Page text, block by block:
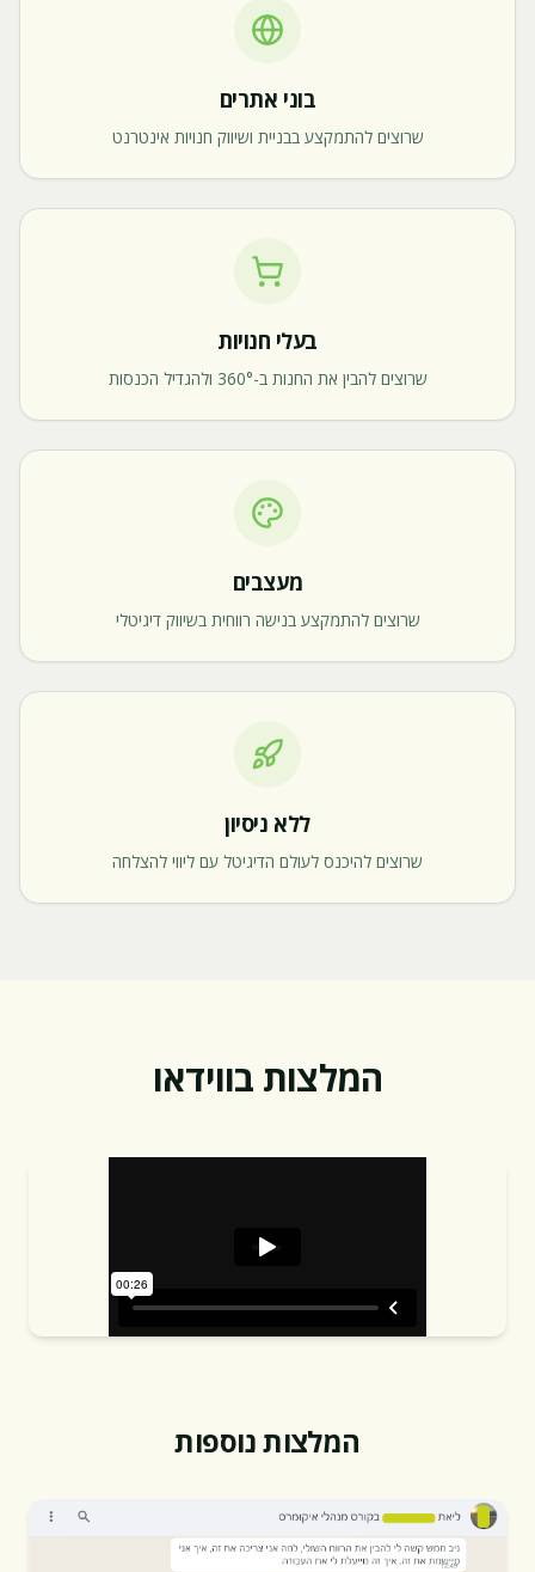
בוני אתרים
שרוצים להתמקצע בבניית ושיווק חנויות אינטרנט
בעלי חנויות
שרוצים להבין את החנות ב-360° ולהגדיל הכנסות
מעצבים
שרוצים להתמקצע בנישה רווחית בשיווק דיגיטלי
ללא ניסיון
שרוצים להיכנס לעולם הדיגיטל עם ליווי להצלחה
המלצות בווידאו
המלצות נוספות